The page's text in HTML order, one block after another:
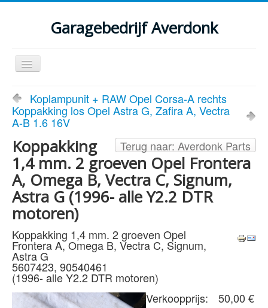
Garagebedrijf Averdonk
Schakelen
navigatie
Welkom
Klassiekers en restauratie verslagen
Diensten
Parts
Occasions
Kenteken gegevens opvragen
Contact
Koplampunit + RAW Opel Corsa-A rechts
Koppakking los Opel Astra G, Zafira A, Vectra
A-B 1.6 16V
Terug naar: Averdonk Parts
Koppakking
1,4 mm. 2 groeven Opel Frontera
A, Omega B, Vectra C, Signum,
Astra G (1996- alle Y2.2 DTR
motoren)
Koppakking 1,4 mm. 2 groeven Opel
Frontera A, Omega B, Vectra C, Signum,
Astra G
5607423, 90540461
(1996- alle Y2.2 DTR motoren)
Verkoopprijs:
50,00 €